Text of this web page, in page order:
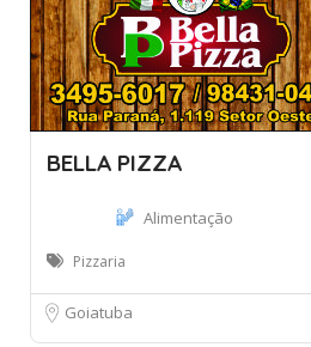
BELLA PIZZA
Alimentação
Pizzaria
Goiatuba